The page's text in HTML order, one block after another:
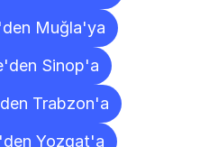
Muğla'ya
Sinop'a
Trabzon'a
Yozgat'a